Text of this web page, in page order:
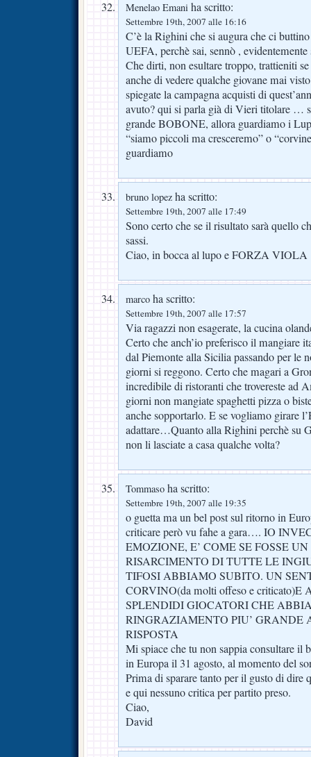
Menelao Emani ha scritto:
Settembre 19th, 2007 alle 16:16
C’è la Righini che si augura che ci
UEFA, perchè sai, sennò ,
Che dirti, non esultare troppo, trattieniti
anche di vedere qualche giovane mai
spiegate la campagna acquisti di
avuto? qui si parla già di Vieri titolare …
grande BOBONE, allora guardiamo i
“siamo piccoli ma cresceremo” o
guardiamo
bruno lopez ha scritto:
Settembre 19th, 2007 alle 17:49
Sono certo che se il risultato sarà quello
sassi.
Ciao, in bocca al lupo e FORZA VIOLA
marco ha scritto:
Settembre 19th, 2007 alle 17:57
Via ragazzi non esagerate, la cucina
Certo che anch’io preferisco il mangiare
dal Piemonte alla Sicilia passando per le
giorni si reggono. Certo che magari a
incredibile di ristoranti che trovereste ad
giorni non mangiate spaghetti pizza o
anche sopportarlo. E se vogliamo girare
adattare…Quanto alla Righini perchè su
non li lasciate a casa qualche volta?
Tommaso ha scritto:
Settembre 19th, 2007 alle 19:35
o guetta ma un bel post sul ritorno in
criticare però vu fahe a gara…. IO
EMOZIONE, E’ COME SE FOSSE
RISARCIMENTO DI TUTTE LE
TIFOSI ABBIAMO SUBITO. UN
CORVINO(da molti offeso e criticato)E
SPLENDIDI GIOCATORI CHE
RINGRAZIAMENTO PIU’ GRANDE
RISPOSTA
Mi spiace che tu non sappia consultare il
in Europa il 31 agosto, al momento del
Prima di sparare tanto per il gusto di dire
e qui nessuno critica per partito preso.
Ciao,
David